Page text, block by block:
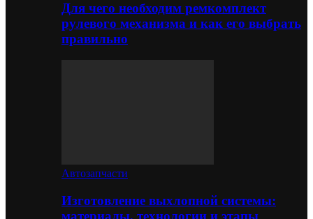
Для чего необходим ремкомплект
рулевого механизма и как его выбрать
правильно
Автозапчасти
Изготовление выхлопной системы:
материалы, технологии и этапы